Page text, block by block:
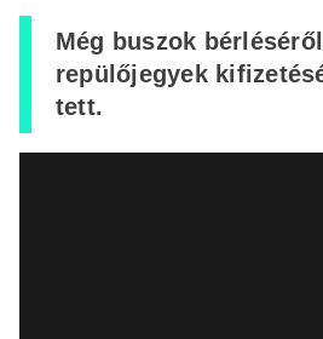
Még buszok
repülőjegyek
tett.